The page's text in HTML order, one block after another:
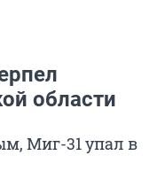
области
Миг-31 упал в